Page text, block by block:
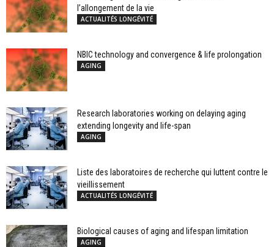
l’allongement de la vie
ACTUALITÉS LONGÉVITÉ
NBIC technology and convergence & life prolongation
AGING
Research laboratories working on delaying aging
extending longevity and life-span
AGING
Liste des laboratoires de recherche qui luttent contre le
vieillissement
ACTUALITÉS LONGÉVITÉ
Biological causes of aging and lifespan limitation
AGING